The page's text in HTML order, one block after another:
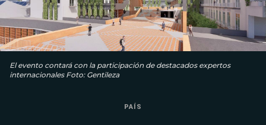
El evento contará con la participación de destacados expertos
internacionales Foto: Gentileza
PAÍS